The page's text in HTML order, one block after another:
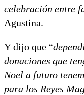
celebración entre
Agustina.
Y dijo que “
donaciones que
Noel a futuro
para los Reyes